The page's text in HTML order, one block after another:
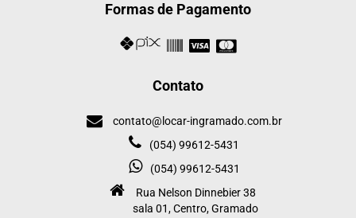
Formas de Pagamento
Contato
contato@locar-ingramado.com.br
(054) 99612-5431
(054) 99612-5431
Rua Nelson Dinnebier 38
sala 01, Centro, Gramado